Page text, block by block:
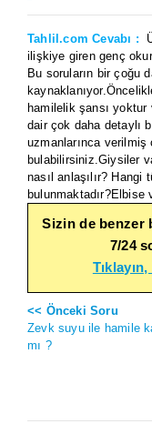
Tahlil.com Cevabı :
ilişkiye giren genç
Bu soruların bir çoğu
hamilelik şansı yoktur
dair çok daha detaylı
uzmanlarınca verilmiş
bulabilirsiniz.Giysiler
nasıl anlaşılır?
bulunmaktadır?Elbise
Sizin de benzer
7/24
<< Önceki Soru
Zevk suyu ile hamile
mı ?